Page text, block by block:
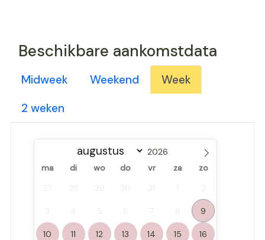
Beschikbare aankomstdata
Midweek Weekend
Week
2 weken
ma di wo do vr za
zo
9
10 11 12 13 14 15 16